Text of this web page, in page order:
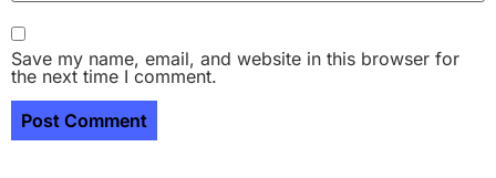
Save my name, email, and website in this browser for
the next time I comment.